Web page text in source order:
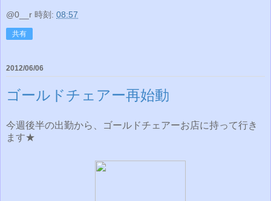
@0__r 時刻: 08:57
共有
2012/06/06
ゴールドチェアー再始動
今週後半の出勤から、ゴールドチェアーお店に持って行き
ます★